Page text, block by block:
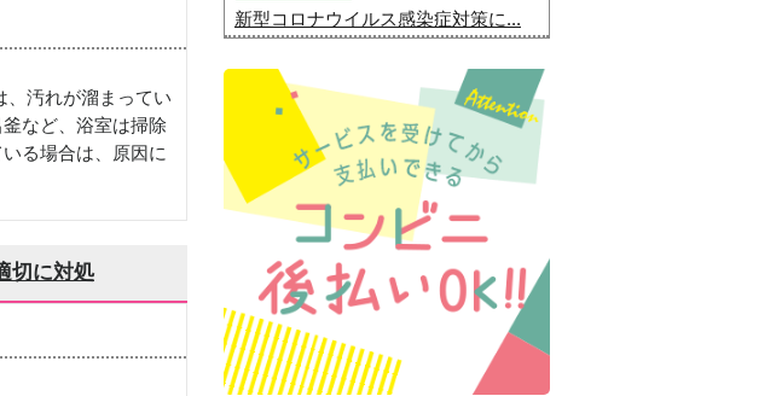
、汚れが溜まってい
など、浴室は掃除
る場合は、原因に
切に対処
新型コロナウイルス感染症対策に...